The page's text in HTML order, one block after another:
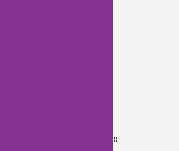
einen angenehmen
Ihrer Gäste.
Heizungszonenregelung eignet sich
Gebäudekomplexe. Durch eine
Regelung trägt es wesentlich zur
bei und unterstützt das
der Fernüberwachung sowie der Wartung